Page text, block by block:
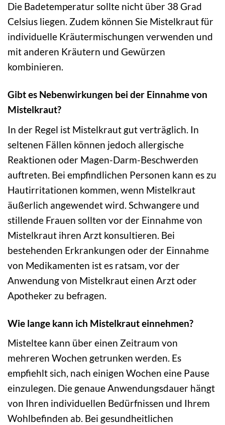
Die Badetemperatur sollte nicht über 38 Grad
Celsius liegen. Zudem können Sie Mistelkraut für
individuelle Kräutermischungen verwenden und
mit anderen Kräutern und Gewürzen
kombinieren.
Gibt es Nebenwirkungen bei der Einnahme von
Mistelkraut?
In der Regel ist Mistelkraut gut verträglich. In
seltenen Fällen können jedoch allergische
Reaktionen oder Magen-Darm-Beschwerden
auftreten. Bei empfindlichen Personen kann es zu
Hautirritationen kommen, wenn Mistelkraut
äußerlich angewendet wird. Schwangere und
stillende Frauen sollten vor der Einnahme von
Mistelkraut ihren Arzt konsultieren. Bei
bestehenden Erkrankungen oder der Einnahme
von Medikamenten ist es ratsam, vor der
Anwendung von Mistelkraut einen Arzt oder
Apotheker zu befragen.
Wie lange kann ich Mistelkraut einnehmen?
Misteltee kann über einen Zeitraum von
mehreren Wochen getrunken werden. Es
empfiehlt sich, nach einigen Wochen eine Pause
einzulegen. Die genaue Anwendungsdauer hängt
von Ihren individuellen Bedürfnissen und Ihrem
Wohlbefinden ab. Bei gesundheitlichen